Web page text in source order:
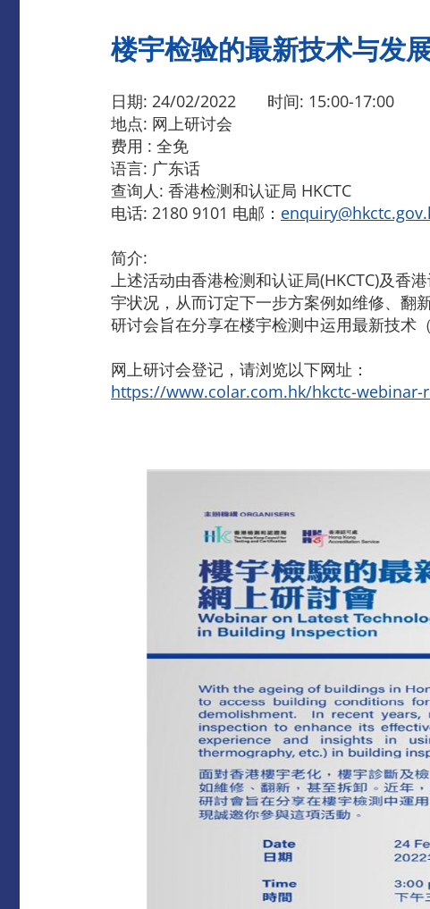
楼宇检验的最新技术与发
日期: 24/02/2022 时间: 15:00-17:00
地点: 网上研讨会
费用 : 全免
语言: 广东话
查询人: 香港检测和认证局 HKCTC
电话: 2180 9101 电邮：
简介:
上述活动由香港检测和认证局(HKCTC)及香
宇状况，从而订定下一步方案例如维修、翻
研讨会旨在分享在楼宇检测中运用最新技术
网上研讨会登记，请浏览以下网址：
https://www.colar.com.hk/hkctc-webinar-